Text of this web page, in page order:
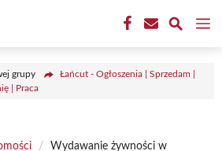
grupy
Łańcut - Ogłoszenia | Sprzedam |
| Praca
/
Wydawanie żywności w